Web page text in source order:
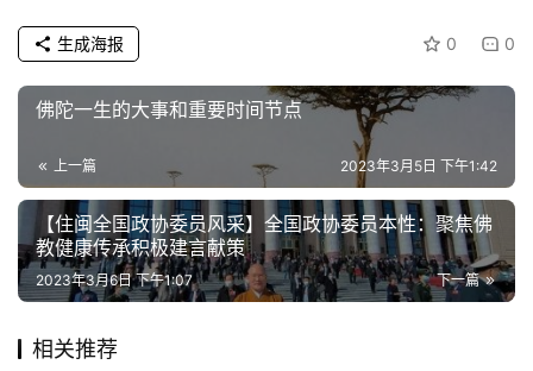
访
乐
菩
专
0 0
生成海报
佛陀一生的大事和重要时间节点
上一篇 2023年3月5日 下午1:42
【住闽全国政协委员风采】全国政协委员本性：聚焦佛
教健康传承积极建言献策
下一篇
2023年3月6日 下午1:07
相关推荐